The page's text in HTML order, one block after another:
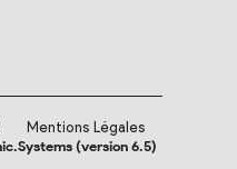
Mentions Légales
(version 6.5)